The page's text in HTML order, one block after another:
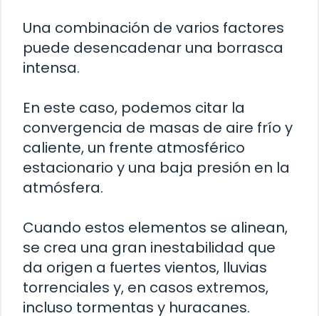
Una combinación de varios factores
puede desencadenar una borrasca
intensa.
En este caso, podemos citar la
convergencia de masas de aire frío y
caliente, un frente atmosférico
estacionario y una baja presión en la
atmósfera.
Cuando estos elementos se alinean,
se crea una gran inestabilidad que
da origen a fuertes vientos, lluvias
torrenciales y, en casos extremos,
incluso tormentas y huracanes.